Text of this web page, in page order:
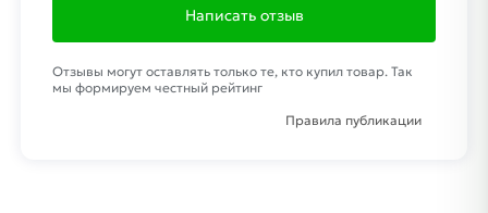
Написать отзыв
Отзывы могут оставлять только те, кто купил товар. Так
мы формируем честный рейтинг
Правила публикации